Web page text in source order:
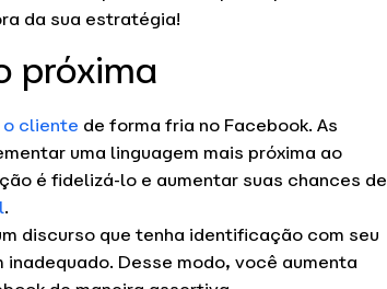
da sua estratégia!
próxima
cliente de forma fria no Facebook. As
uma linguagem mais próxima ao
é fidelizá-lo e aumentar suas chances de
.
discurso que tenha identificação com seu
Desse modo, você aumenta